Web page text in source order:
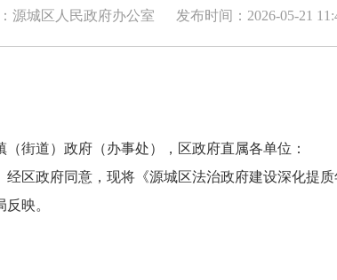
源城区人民政府办公室 发布时间：2026-05-21
（街道）政府（办事处），区政府直属各单位：
政府同意，现将《源城区法治政府建设深化提质
反映。